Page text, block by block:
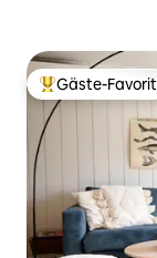
Beliebter
Gäste-Favorit